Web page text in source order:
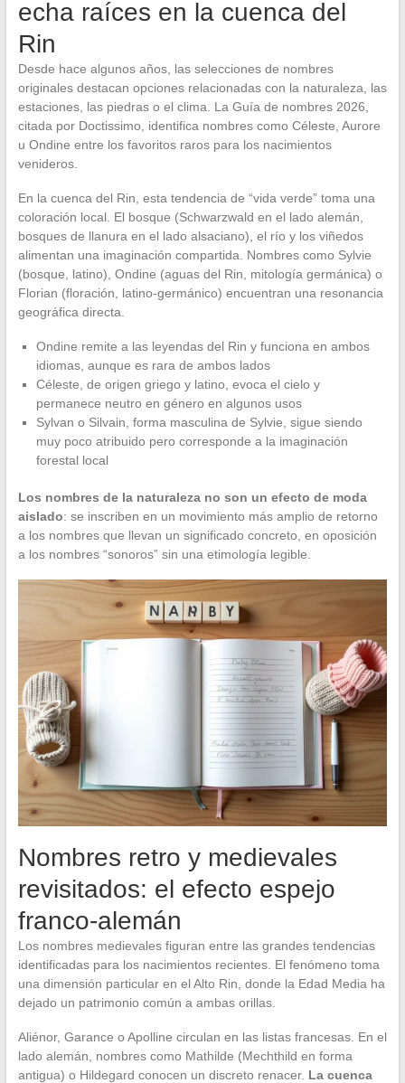
echa raíces en la cuenca del
Rin
Desde hace algunos años, las selecciones de nombres
originales destacan opciones relacionadas con la naturaleza, las
estaciones, las piedras o el clima. La Guía de nombres 2026,
citada por Doctissimo, identifica nombres como Céleste, Aurore
u Ondine entre los favoritos raros para los nacimientos
venideros.
En la cuenca del Rin, esta tendencia de “vida verde” toma una
coloración local. El bosque (Schwarzwald en el lado alemán,
bosques de llanura en el lado alsaciano), el río y los viñedos
alimentan una imaginación compartida. Nombres como Sylvie
(bosque, latino), Ondine (aguas del Rin, mitología germánica) o
Florian (floración, latino-germánico) encuentran una resonancia
geográfica directa.
Ondine remite a las leyendas del Rin y funciona en ambos
idiomas, aunque es rara de ambos lados
Céleste, de origen griego y latino, evoca el cielo y
permanece neutro en género en algunos usos
Sylvan o Silvain, forma masculina de Sylvie, sigue siendo
muy poco atribuido pero corresponde a la imaginación
forestal local
Los nombres de la naturaleza no son un efecto de moda
aislado: se inscriben en un movimiento más amplio de retorno
a los nombres que llevan un significado concreto, en oposición
a los nombres “sonoros” sin una etimología legible.
Nombres retro y medievales
revisitados: el efecto espejo
franco-alemán
Los nombres medievales figuran entre las grandes tendencias
identificadas para los nacimientos recientes. El fenómeno toma
una dimensión particular en el Alto Rin, donde la Edad Media ha
dejado un patrimonio común a ambas orillas.
Aliénor, Garance o Apolline circulan en las listas francesas. En el
lado alemán, nombres como Mathilde (Mechthild en forma
antigua) o Hildegard conocen un discreto renacer. La cuenca